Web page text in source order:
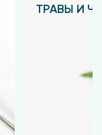
ТРАВЫ И